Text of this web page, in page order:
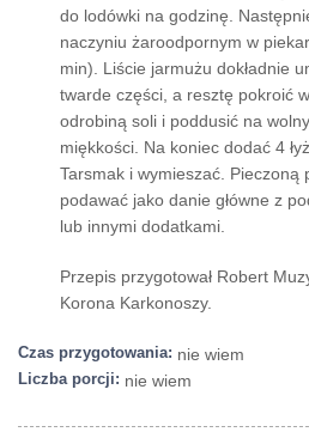
do lodówki na godzinę.
naczyniu żaroodpornym w
min). Liście jarmużu dokładnie
twarde części, a resztę pokroić
odrobiną soli i poddusić na
miękkości. Na koniec dodać 4
Tarsmak i wymieszać. Pieczoną
podawać jako danie główne z
lub innymi dodatkami.
Przepis przygotował Robert
Korona Karkonoszy.
Czas przygotowania: nie wiem
Liczba porcji: nie wiem